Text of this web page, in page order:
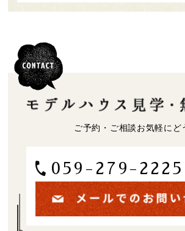
ご予約・ご相談お気軽にど
059-279-2225